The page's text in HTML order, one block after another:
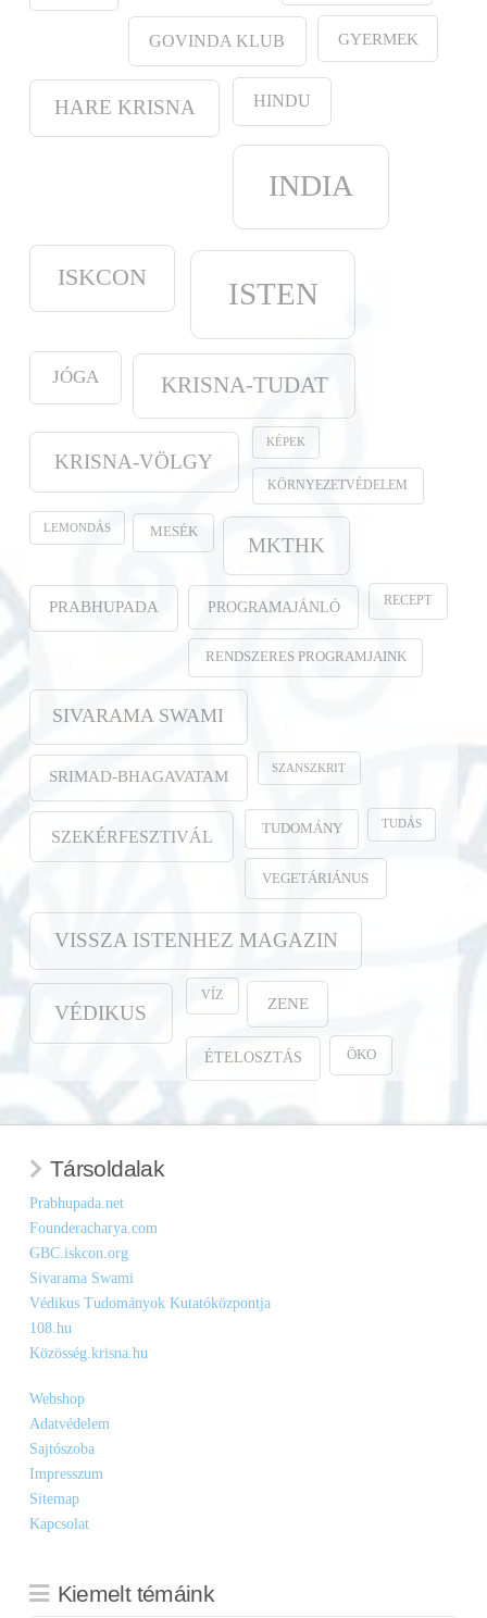
GOVINDA KLUB GYERMEK
HARE KRISNA HINDU
INDIA
ISKCON ISTEN
JÓGA KRISNA-TUDAT
KRISNA-VÖLGY
KÉPEK
KÖRNYEZETVÉDELEM
LEMONDÁS MESÉK
MKTHK
PRABHUPADA PROGRAMAJÁNLÓ RECEPT
RENDSZERES PROGRAMJAINK
SIVARAMA SWAMI
SRIMAD-BHAGAVATAM SZANSZKRIT
SZEKÉRFESZTIVÁL TUDOMÁNY TUDÁS
VEGETÁRIÁNUS
VISSZA ISTENHEZ MAGAZIN
VÉDIKUS
VÍZ ZENE
ÉTELOSZTÁS ÖKO
Társoldalak
Prabhupada.net
Founderacharya.com
GBC.iskcon.org
Sivarama Swami
Védikus Tudományok Kutatóközpontja
108.hu
Közösség.krisna.hu
Webshop
Adatvédelem
Sajtószoba
Impresszum
Sitemap
Kapcsolat
Kiemelt témáink